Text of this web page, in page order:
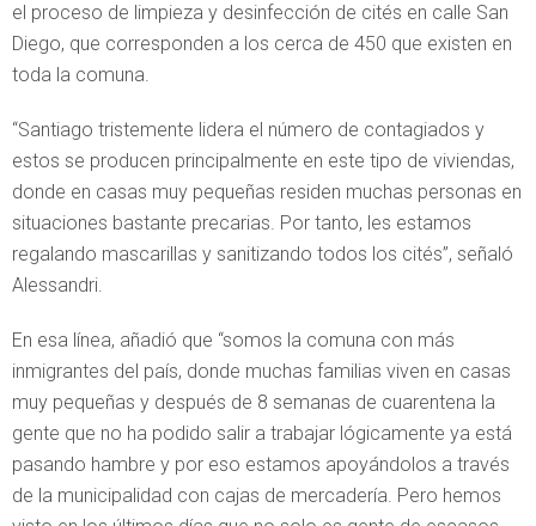
el proceso de limpieza y desinfección de cités en calle San
Diego, que corresponden a los cerca de 450 que existen en
toda la comuna.
“Santiago tristemente lidera el número de contagiados y
estos se producen principalmente en este tipo de viviendas,
donde en casas muy pequeñas residen muchas personas en
situaciones bastante precarias. Por tanto, les estamos
regalando mascarillas y sanitizando todos los cités”, señaló
Alessandri.
En esa línea, añadió que “somos la comuna con más
inmigrantes del país, donde muchas familias viven en casas
muy pequeñas y después de 8 semanas de cuarentena la
gente que no ha podido salir a trabajar lógicamente ya está
pasando hambre y por eso estamos apoyándolos a través
de la municipalidad con cajas de mercadería. Pero hemos